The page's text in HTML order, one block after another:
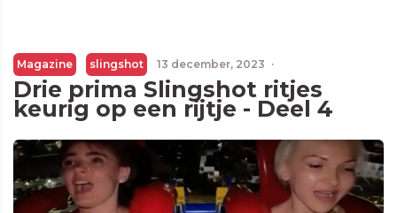
Magazine slingshot 13 december, 2023 ·
Drie prima Slingshot ritjes
keurig op een rijtje - Deel 4